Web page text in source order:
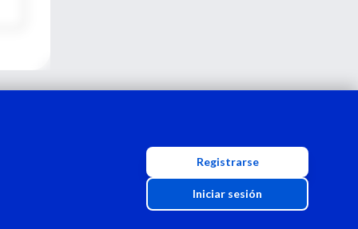
Registrarse
Iniciar sesión